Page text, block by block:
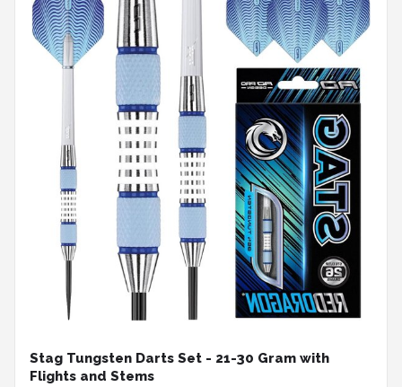
Stag Tungsten Darts Set - 21-30 Gram with
Flights and Stems